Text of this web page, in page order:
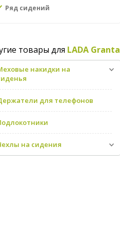
Ряд сидений
товары для LADA Granta
накидки на
для телефонов
на сидения